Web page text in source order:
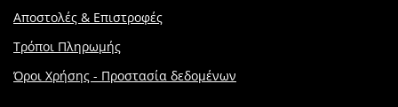
Αποστολές & Επιστροφές
Τρόποι Πληρωμής
Όροι Χρήσης - Προστασία δεδομένων